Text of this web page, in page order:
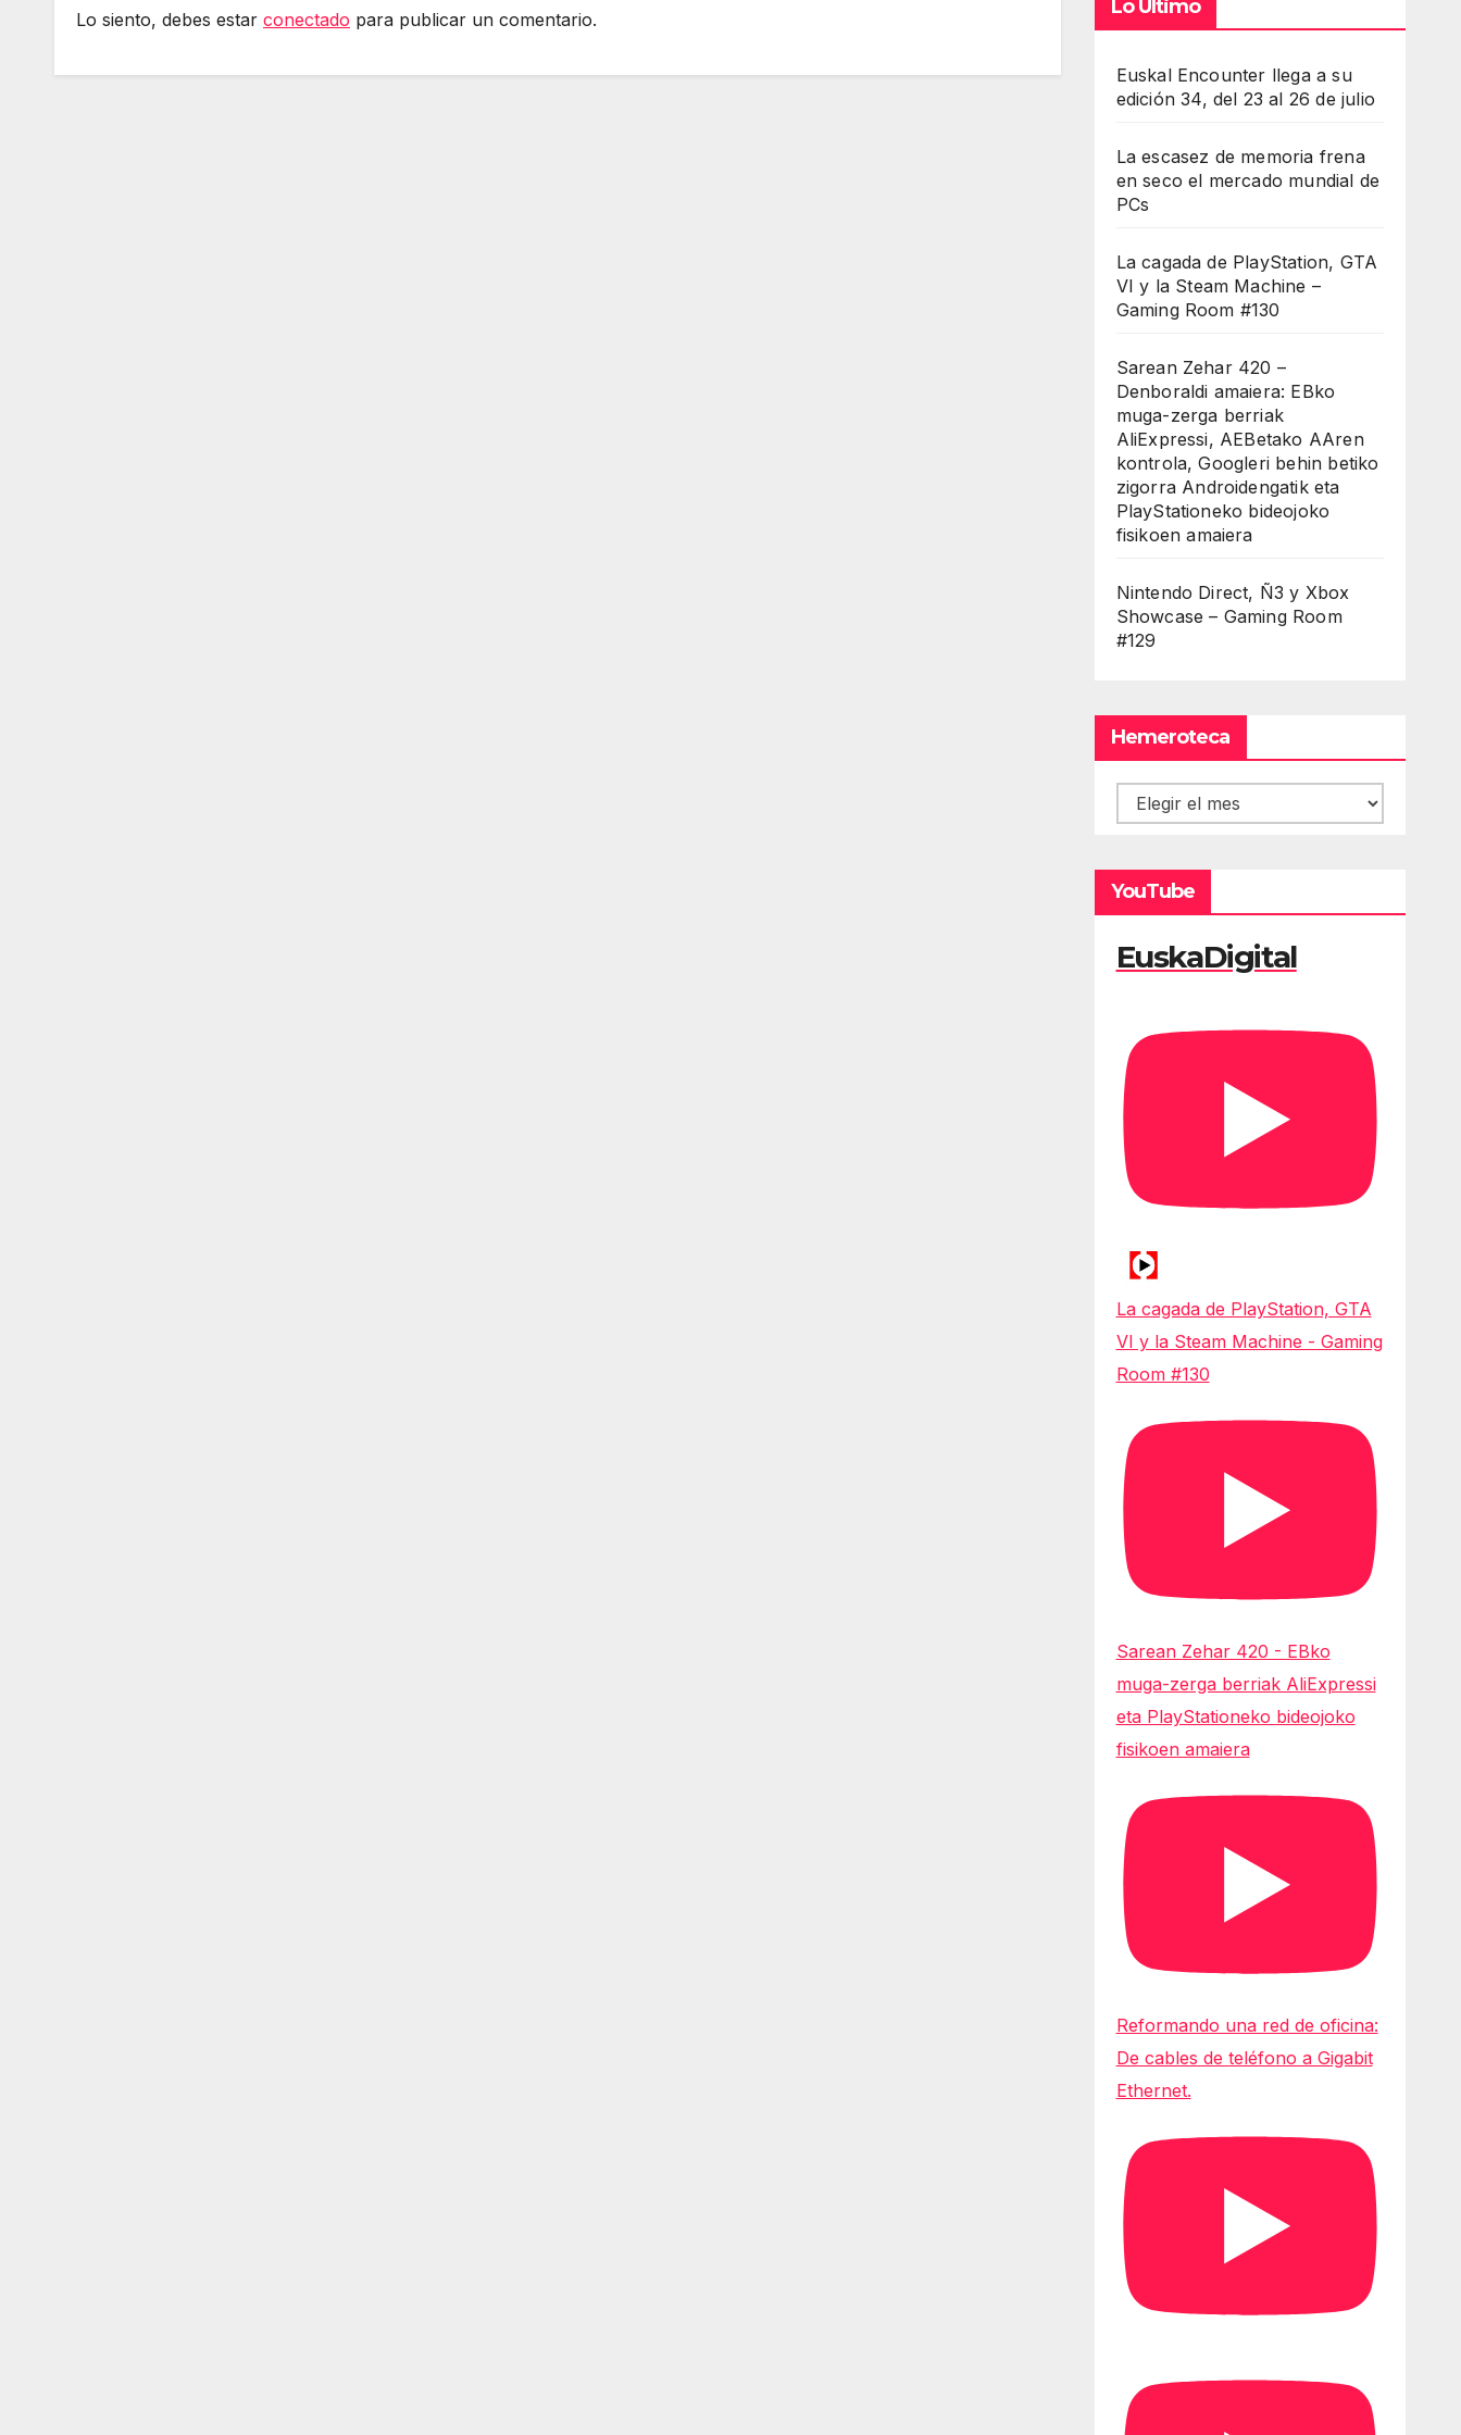
Lo siento, debes estar conectado para publicar un comentario.
Lo Último
Euskal Encounter llega a su
edición 34, del 23 al 26 de julio
La escasez de memoria frena
en seco el mercado mundial de
PCs
La cagada de PlayStation, GTA
VI y la Steam Machine –
Gaming Room #130
Sarean Zehar 420 –
Denboraldi amaiera: EBko
muga-zerga berriak
AliExpressi, AEBetako AAren
kontrola, Googleri behin betiko
zigorra Androidengatik eta
PlayStationeko bideojoko
fisikoen amaiera
Nintendo Direct, Ñ3 y Xbox
Showcase – Gaming Room
#129
Hemeroteca
Hemeroteca
YouTube
EuskaDigital
La cagada de PlayStation, GTA
VI y la Steam Machine - Gaming
Room #130
Sarean Zehar 420 - EBko
muga-zerga berriak AliExpressi
eta PlayStationeko bideojoko
fisikoen amaiera
Reformando una red de oficina:
De cables de teléfono a Gigabit
Ethernet.